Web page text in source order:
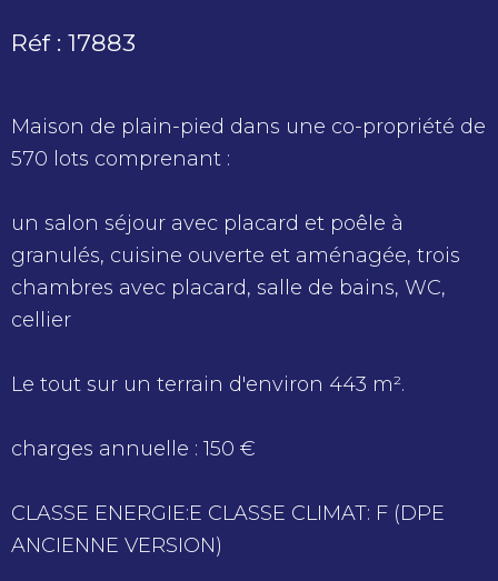
Réf : 17883
Maison de plain-pied dans une co-propriété de
570 lots comprenant :
un salon séjour avec placard et poêle à
granulés, cuisine ouverte et aménagée, trois
chambres avec placard, salle de bains, WC,
cellier
Le tout sur un terrain d'environ 443 m².
charges annuelle : 150 €
CLASSE ENERGIE:E CLASSE CLIMAT: F (DPE
ANCIENNE VERSION)